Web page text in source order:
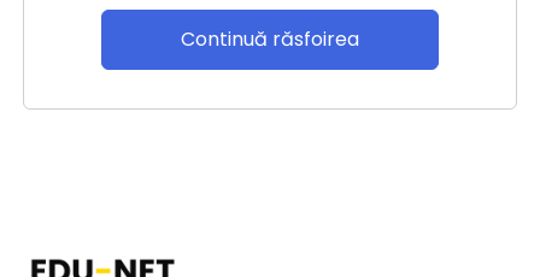
Continuă răsfoirea